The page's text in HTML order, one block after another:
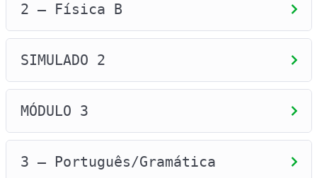
2 – Física B
SIMULADO 2
MÓDULO 3
3 – Português/Gramática